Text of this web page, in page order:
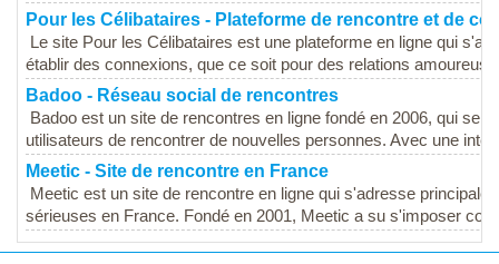
Pour les Célibataires - Plateforme de rencontre et de
Le site Pour les Célibataires est une plateforme en ligne qui
établir des connexions, que ce soit pour des relations
Badoo - Réseau social de rencontres
Badoo est un site de rencontres en ligne fondé en 2006, qui se
utilisateurs de rencontrer de nouvelles personnes. Avec une
Meetic - Site de rencontre en France
Meetic est un site de rencontre en ligne qui s'adresse
sérieuses en France. Fondé en 2001, Meetic a su s'imposer